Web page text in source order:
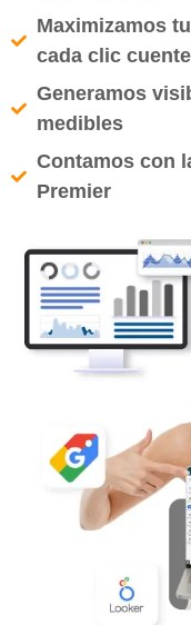
Maximizamos
cada clic cuente
Generamos
medibles
Contamos con
Premier